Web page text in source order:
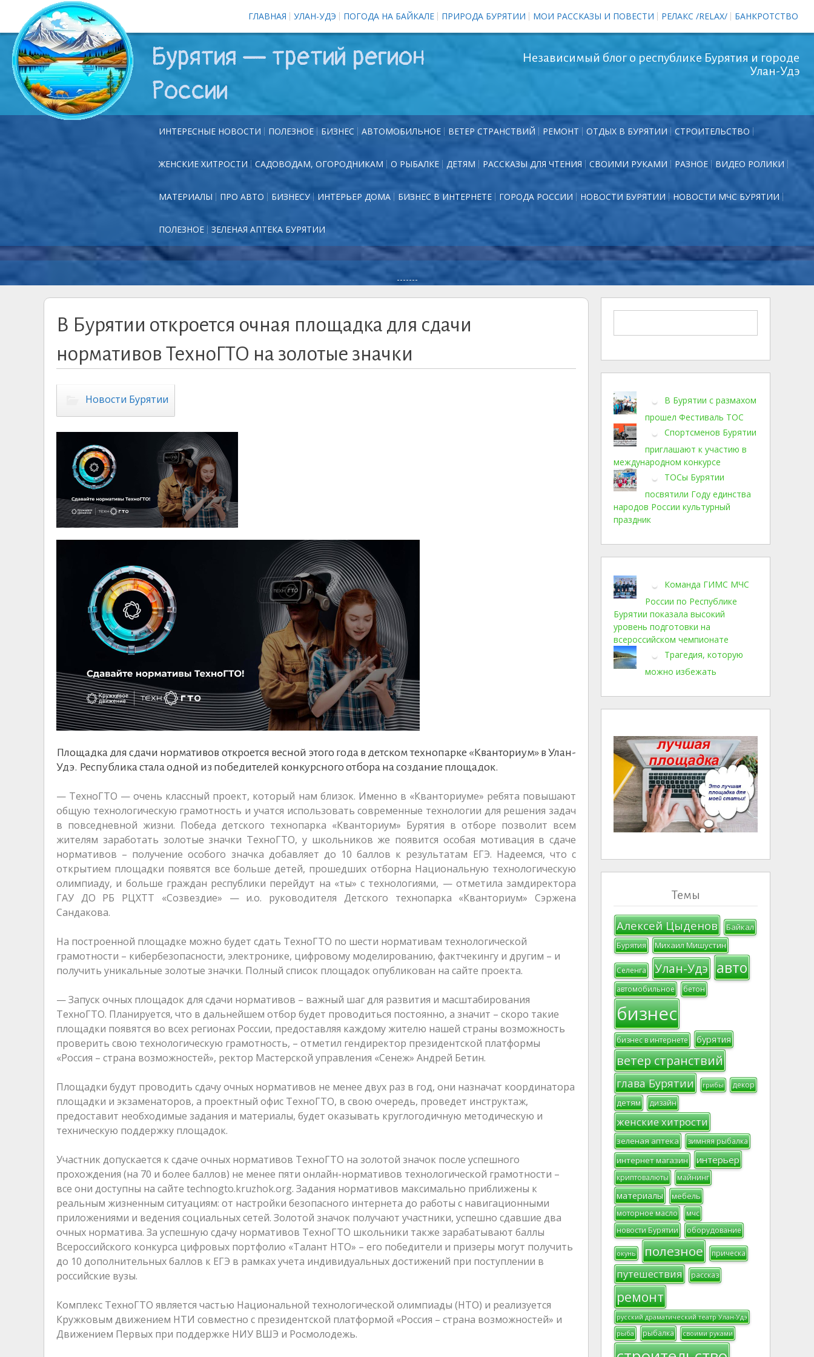
ГЛАВНАЯ УЛАН-УДЭ ПОГОДА НА БАЙКАЛЕ ПРИРОДА БУРЯТИИ МОИ РАССКАЗЫ И ПОВЕСТИ РЕЛАКС /RELAX/ БАНКРОТСТВО
Бурятия — третий регион
России
Независимый блог о республике Бурятия и городе
Улан-Удэ
ИНТЕРЕСНЫЕ НОВОСТИ ПОЛЕЗНОЕ БИЗНЕС АВТОМОБИЛЬНОЕ ВЕТЕР СТРАНСТВИЙ РЕМОНТ ОТДЫХ В БУРЯТИИ СТРОИТЕЛЬСТВО
ЖЕНСКИЕ ХИТРОСТИ САДОВОДАМ, ОГОРОДНИКАМ О РЫБАЛКЕ ДЕТЯМ РАССКАЗЫ ДЛЯ ЧТЕНИЯ СВОИМИ РУКАМИ РАЗНОЕ ВИДЕО РОЛИКИ
МАТЕРИАЛЫ ПРО АВТО БИЗНЕСУ ИНТЕРЬЕР ДОМА БИЗНЕС В ИНТЕРНЕТЕ ГОРОДА РОССИИ НОВОСТИ БУРЯТИИ НОВОСТИ МЧС БУРЯТИИ
ПОЛЕЗНОЕ ЗЕЛЕНАЯ АПТЕКА БУРЯТИИ
-------
В Бурятии откроется очная площадка для сдачи
нормативов ТехноГТО на золотые значки
Новости Бурятии
Площадка для сдачи нормативов откроется весной этого года в детском технопарке «Кванториум» в Улан-
Удэ. Республика стала одной из победителей конкурсного отбора на создание площадок.
— ТехноГТО — очень классный проект, который нам близок. Именно в «Кванториуме» ребята повышают
общую технологическую грамотность и учатся использовать современные технологии для решения задач
в повседневной жизни. Победа детского технопарка «Кванториум» Бурятия в отборе позволит всем
жителям заработать золотые значки ТехноГТО, у школьников же появится особая мотивация в сдаче
нормативов – получение особого значка добавляет до 10 баллов к результатам ЕГЭ. Надеемся, что с
открытием площадки появятся все больше детей, прошедших отборна Национальную технологическую
олимпиаду, и больше граждан республики перейдут на «ты» с технологиями, — отметила замдиректора
ГАУ ДО РБ РЦХТТ «Созвездие» — и.о. руководителя Детского технопарка «Кванториум» Сэржена
Сандакова.
На построенной площадке можно будет сдать ТехноГТО по шести нормативам технологической
грамотности – кибербезопасности, электронике, цифровому моделированию, фактчекингу и другим – и
получить уникальные золотые значки. Полный список площадок опубликован на сайте проекта.
— Запуск очных площадок для сдачи нормативов – важный шаг для развития и масштабирования
ТехноГТО. Планируется, что в дальнейшем отбор будет проводиться постоянно, а значит – скоро такие
площадки появятся во всех регионах России, предоставляя каждому жителю нашей страны возможность
проверить свою технологическую грамотность, – отметил гендиректор президентской платформы
«Россия – страна возможностей», ректор Мастерской управления «Сенеж» Андрей Бетин.
Площадки будут проводить сдачу очных нормативов не менее двух раз в год, они назначат координатора
площадки и экзаменаторов, а проектный офис ТехноГТО, в свою очередь, проведет инструктаж,
предоставит необходимые задания и материалы, будет оказывать круглогодичную методическую и
техническую поддержку площадок.
Участник допускается к сдаче очных нормативов ТехноГТО на золотой значок после успешного
прохождения (на 70 и более баллов) не менее пяти онлайн-нормативов технологической грамотности –
все они доступны на сайте technogto.kruzhok.org. Задания нормативов максимально приближены к
реальным жизненным ситуациям: от настройки безопасного интернета до работы с навигационными
приложениями и ведения социальных сетей. Золотой значок получают участники, успешно сдавшие два
очных норматива. За успешную сдачу нормативов ТехноГТО школьники также зарабатывают баллы
Всероссийского конкурса цифровых портфолио «Талант НТО» – его победители и призеры могут получить
до 10 дополнительных баллов к ЕГЭ в рамках учета индивидуальных достижений при поступлении в
российские вузы.
Комплекс ТехноГТО является частью Национальной технологической олимпиады (НТО) и реализуется
Кружковым движением НТИ совместно с президентской платформой «Россия – страна возможностей» и
Движением Первых при поддержке НИУ ВШЭ и Росмолодежь.
В Бурятии с размахом
прошел Фестиваль ТОС
Спортсменов Бурятии
приглашают к участию в
международном конкурсе
ТОСы Бурятии
посвятили Году единства
народов России культурный
праздник
Команда ГИМС МЧС
России по Республике
Бурятии показала высокий
уровень подготовки на
всероссийском чемпионате
Трагедия, которую
можно избежать
Темы
Алексей Цыденов Байкал
Бурятия Михаил Мишустин
Селенга Улан-Удэ авто
автомобильное бетон
бизнес
бизнес в интернете бурятия
ветер странствий
глава Бурятии грибы декор
детям дизайн
женские хитрости
зеленая аптека зимняя рыбалка
интернет магазин интерьер
криптовалюты майнинг
материалы мебель
моторное масло
мчс
новости Бурятии
оборудование
окунь полезное прическа
путешествия рассказ
ремонт
русский драматический театр Улан-Удэ
рыба
рыбалка своими руками